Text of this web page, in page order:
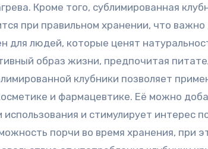
Кроме того, сублимированная
при правильном хранении, что
для людей, которые ценят
образ жизни, предпочитая
клубники позволяет
и фармацевтике. Её можно
и стимулирует интерес
порчи во время хранения, при